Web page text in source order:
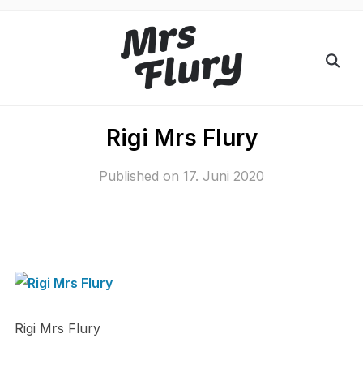
Rigi Mrs Flury
Published on 17. Juni 2020
Rigi Mrs Flury